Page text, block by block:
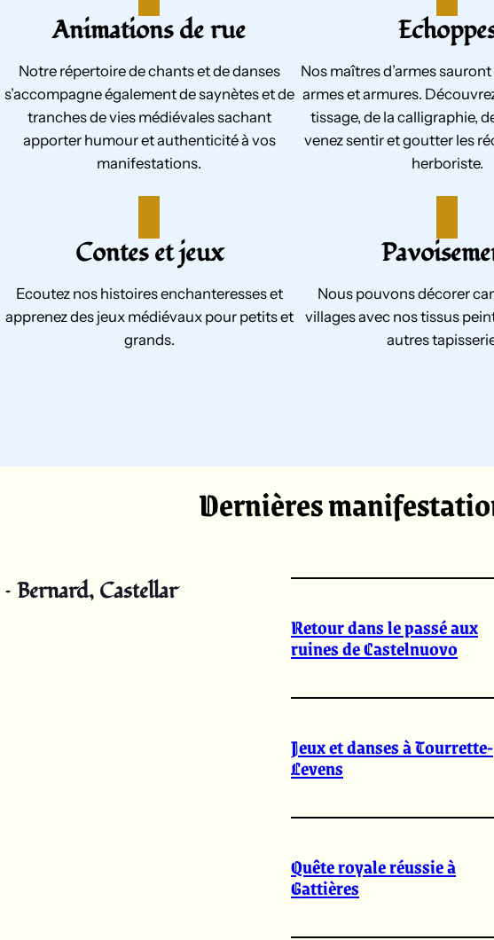
Animations de rue
Notre répertoire de chants et de danses
s’accompagne également de saynètes et de
tranches de vies médiévales sachant
apporter humour et authenticité à vos
manifestations.
Nos maîtres d’armes
armes et armures.
tissage, de la calligraphie,
venez sentir et goutter les
herboriste.
Contes et jeux
Ecoutez nos histoires enchanteresses et
apprenez des jeux médiévaux pour petits et
grands.
Nous pouvons décorer
villages avec nos tissus
autres
Bernard, Castellar
Dernières
Retour dans le passé aux
ruines de Castelnuovo
Jeux et danses à Tourrette-
Levens
Quête royale réussie à
Gattières